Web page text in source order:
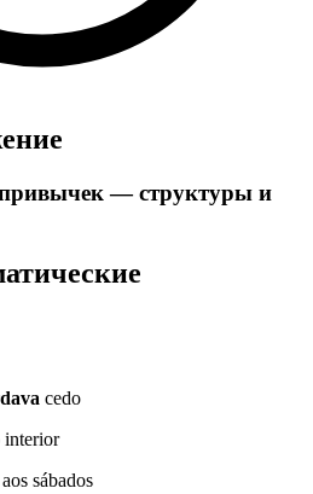
— структуры и
cedo
interior
aos sábados